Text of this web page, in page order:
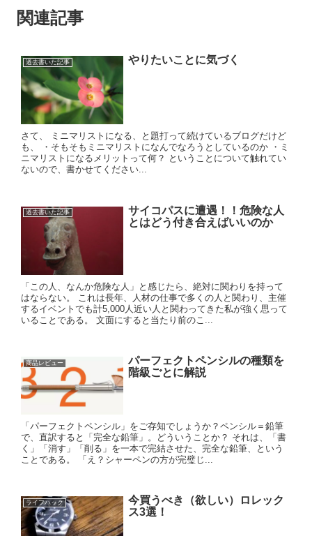
関連記事
過去書いた記事 やりたいことに気づく
さて、 ミニマリストになる、と題打って続けているブログだけど
も、 ・そもそもミニマリストになんでなろうとしているのか ・ミ
ニマリストになるメリットって何？ ということについて触れてい
ないので、書かせてください...
過去書いた記事
サイコパスに遭遇！！危険な人
とはどう付き合えばいいのか
「この人、なんか危険な人」と感じたら、絶対に関わりを持って
はならない。 これは長年、人材の仕事で多くの人と関わり、主催
するイベントでも計5,000人近い人と関わってきた私が強く思って
いることである。 文面にすると当たり前のこ...
商品レビュー
パーフェクトペンシルの種類を
階級ごとに解説
「パーフェクトペンシル」をご存知でしょうか？ペンシル＝鉛筆
で、直訳すると「完全な鉛筆」。どういうことか？ それは、「書
く」「消す」「削る」を一本で完結させた、完全な鉛筆、という
ことである。 「え？シャーペンの方が完璧じ...
ライフハック
今買うべき（欲しい）ロレック
ス3選！